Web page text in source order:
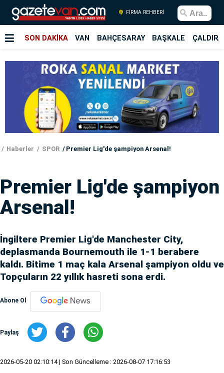
FİRMA REHBERİ
SON DAKİKA VAN BAHÇESARAY BAŞKALE
Haberler SPOR Premier Lig'de şampiyon Arsenal!
Premier Lig'de şampiyon
Arsenal!
İngiltere Premier Lig'de Manchester City,
deplasmanda Bournemouth ile 1-1 berabere
kaldı. Bitime 1 maç kala Arsenal şampiyon oldu ve
Topçuların 22 yıllık hasreti sona erdi.
Abone Ol
Paylaş
2026-05-20 02:10:14 | Son Güncelleme : 2026-08-07 17:16:53